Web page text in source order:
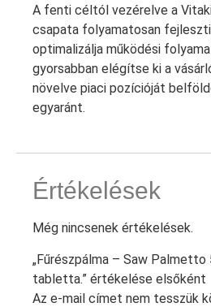
A fenti céltól vezérelve a
csapata folyamatosan
optimalizálja működési
gyorsabban elégítse ki a
növelve piaci pozícióját
egyaránt.
Értékelések
Még nincsenek értékelések.
„Fűrészpálma – Saw
tabletta.” értékelése elsőként
Az e-mail címet nem tesszük